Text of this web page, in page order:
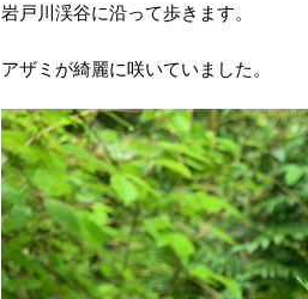
岩戸川渓谷に沿って歩きます。
アザミが綺麗に咲いていました。